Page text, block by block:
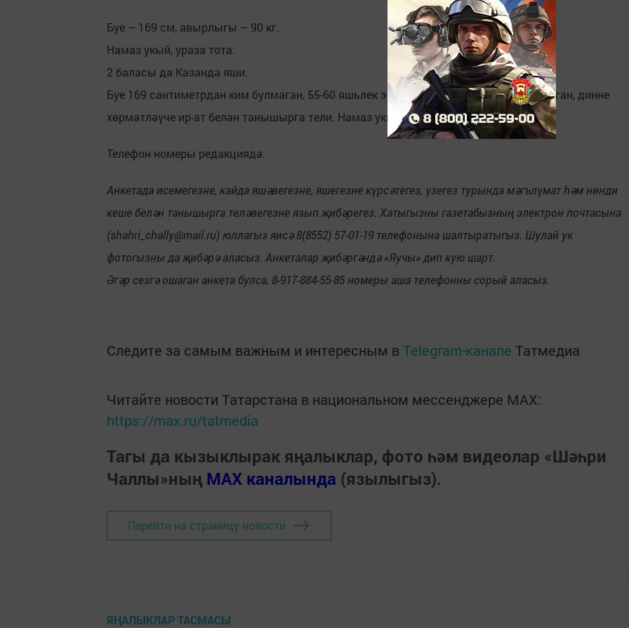
Буе – 169 см, авырлыгы – 90 кг.
Намаз укый, ураза тота.
2 баласы да Казанда яши.
Буе 169 сантиметрдан ким булмаган, 55-60 яшьлек эшлекле, начар гадәтләре булмаган, динне
хөрмәтләүче ир-ат белән танышырга тели. Намаз укыса, тагын да яхшы.
Телефон номеры редакциядә.
Анкетада исемегезне, кайда яшәвегезне, яшегезне күрсәтегез, үзегез турында мәгълүмат һәм нинди
кеше белән танышырга теләвегезне язып җибәрегез. Хатыгызны газетабызның электрон почтасына
(shahri_chally@mail.ru) юллагыз яисә 8(8552) 57-01-19 телефонына шалтыратыгыз. Шулай ук
фотогызны да җибәрә аласыз. Анкеталар җибәргәндә «Яучы» дип кую шарт.
Әгәр сезгә ошаган анкета булса, 8-917-884-55-85 номеры аша телефонны сорый аласыз.
Следите за самым важным и интересным в Telegram-канале Татмедиа
Читайте новости Татарстана в национальном мессенджере MАХ:
https://max.ru/tatmedia
Тагы да кызыклырак яңалыклар, фото һәм видеолар «Шәһри
Чаллы»ның MAX каналында (язылыгыз).
Перейти на страницу новости
ЯҢАЛЫКЛАР ТАСМАСЫ